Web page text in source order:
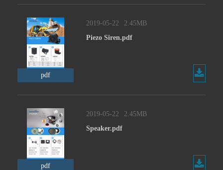
pdf
2019-05-22
2.45MB
Piezo Siren.pdf
pdf
2019-05-22
2.45MB
Speaker.pdf